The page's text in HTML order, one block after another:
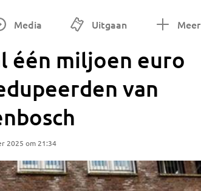
Media Uitgaan Meer
één miljoen euro
van
2025 om 21:34